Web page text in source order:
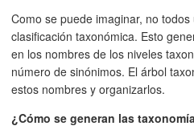
Como se puede imaginar, no
clasificación taxonómica. Esto
en los nombres de los niveles
número de sinónimos. El árbol
estos nombres y organizarlos.
¿Cómo se generan las